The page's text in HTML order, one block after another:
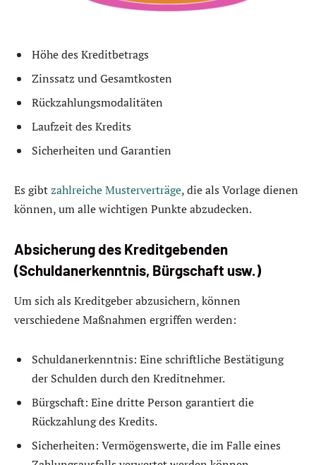
Höhe des Kreditbetrags
Zinssatz und Gesamtkosten
Rückzahlungsmodalitäten
Laufzeit des Kredits
Sicherheiten und Garantien
Es gibtzahlreiche Musterverträge, die als Vorlage dienen
können, um alle wichtigen Punkte abzudecken.
Absicherung des Kreditgebenden
(Schuldanerkenntnis, Bürgschaft usw.)
Um sich als Kreditgeber abzusichern, können
verschiedene Maßnahmen ergriffen werden:
Schuldanerkenntnis: Eine schriftliche Bestätigung
der Schulden durch den Kreditnehmer.
Bürgschaft: Eine dritte Person garantiert die
Rückzahlung des Kredits.
Sicherheiten: Vermögenswerte, die im Falle eines